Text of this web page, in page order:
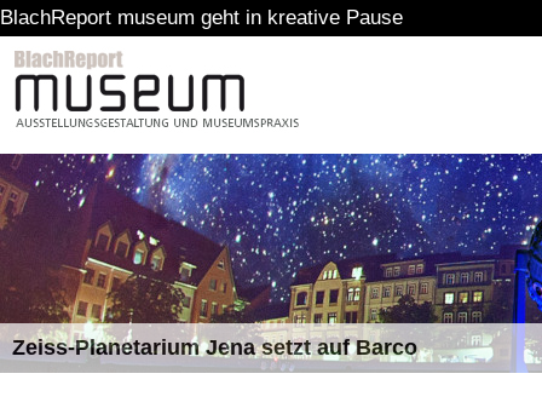
museum geht in kreative Pause
Zeiss-Planetarium Jena setzt auf Barco